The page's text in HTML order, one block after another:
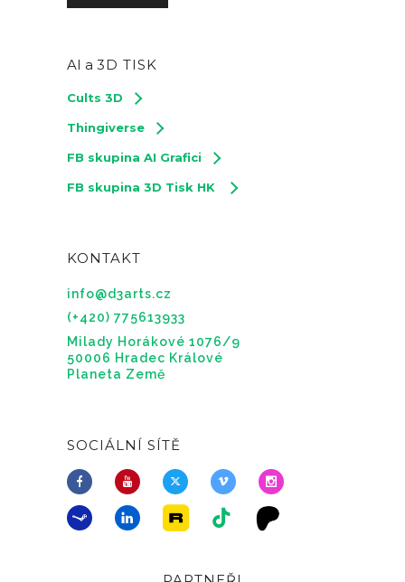
AI a 3D TISK
Cults 3D
Thingiverse
FB skupina AI Grafici
FB skupina 3D Tisk HK
KONTAKT
info@d3arts.cz
(+420) 775613933
Milady Horákové 1076/9
50006 Hradec Králové
Planeta Země
SOCIÁLNÍ SÍTĚ